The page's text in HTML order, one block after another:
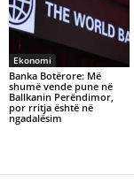
Ekonomi
Banka Botërore: Më
shumë vende pune në
Ballkanin Perëndimor,
por rritja është në
ngadalësim